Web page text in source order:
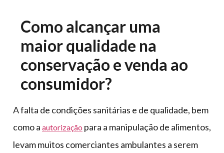
Como alcançar uma
maior qualidade na
conservação e venda ao
consumidor?
A falta de condições sanitárias e de qualidade, bem
como a autorização para a manipulação de alimentos,
levam muitos comerciantes ambulantes a serem